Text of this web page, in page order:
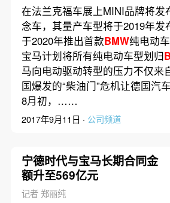
在法兰克福车展上MINI品牌将发
念车，其量产车型将于2019年发
于2020年推出首款BMW纯电动
宝马计划将所有纯电动车型划归
马向电动驱动转型的压力不仅来
国爆发的“柴油门”危机让德国汽
8月初，……
2017年9月11日 · 公司频道
宁德时代与宝马长期合同金
额升至569亿元
记者 郑丽纯